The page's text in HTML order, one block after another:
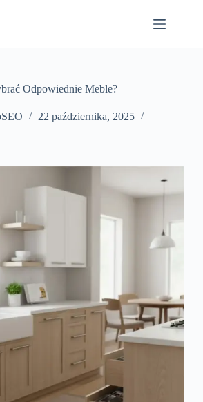
Odpowiednie Meble?
22 października, 2025